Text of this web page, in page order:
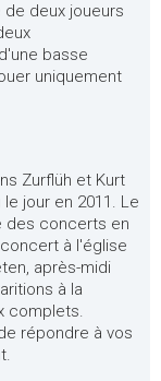
deux joueurs
basse
uniquement
Zurflüh et Kurt
jour en 2011. Le
des concerts en
à l'église
après-midi
à la
complets.
répondre à vos